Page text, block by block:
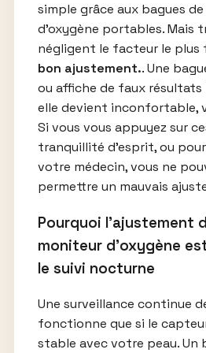
simple grâce aux bagues
d’oxygène portables. Mais
négligent le facteur le plus
bon ajustement.. Une
ou affiche de faux résultats
elle devient inconfortable,
Si vous vous appuyez sur
tranquillité d’esprit, ou
votre médecin, vous ne
permettre un mauvais
Pourquoi l’ajustement
moniteur d’oxygène
le suivi nocturne
Une surveillance continue
fonctionne que si le
stable avec votre peau. Un